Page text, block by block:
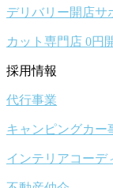
デリバリー開店サ
カット専門店 0円
採用情報
代行事業
キャンピングカー
インテリアコーデ